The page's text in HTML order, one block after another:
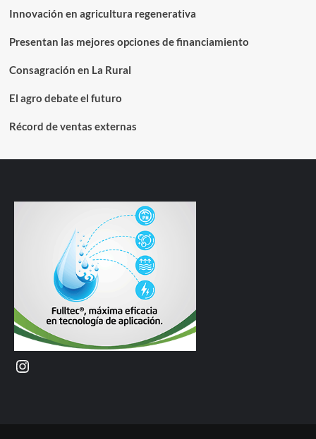
Innovación en agricultura regenerativa
Presentan las mejores opciones de financiamiento
Consagración en La Rural
El agro debate el futuro
Récord de ventas externas
Instagram